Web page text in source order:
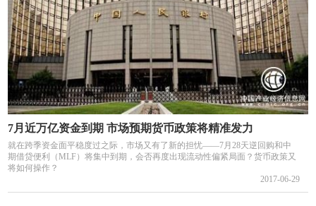
7月近万亿资金到期 市场预期货币政策将精准发力
就在跨季资金面平稳度过之际，市场又有了新的担忧——7月28天逆回购和中
期借贷便利（MLF）将集中到期，会否再度出现流动性偏紧局面？货币政策又
将如何操作？
2017-06-29